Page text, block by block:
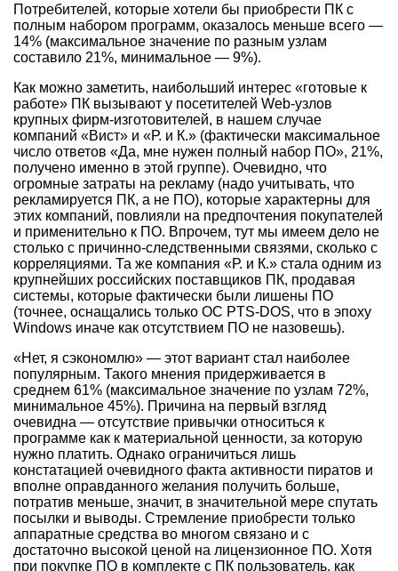
Потребителей, которые хотели бы приобрести ПК с
полным набором программ, оказалось меньше всего —
14% (максимальное значение по разным узлам
составило 21%, минимальное — 9%).
Как можно заметить, наибольший интерес «готовые к
работе» ПК вызывают у посетителей Web-узлов
крупных фирм-изготовителей, в нашем случае
компаний «Вист» и «Р. и К.» (фактически максимальное
число ответов «Да, мне нужен полный набор ПО», 21%,
получено именно в этой группе). Очевидно, что
огромные затраты на рекламу (надо учитывать, что
рекламируется ПК, а не ПО), которые характерны для
этих компаний, повлияли на предпочтения покупателей
и применительно к ПО. Впрочем, тут мы имеем дело не
столько с причинно-следственными связями, сколько с
корреляциями. Та же компания «Р. и К.» стала одним из
крупнейших российских поставщиков ПК, продавая
системы, которые фактически были лишены ПО
(точнее, оснащались только ОС PTS-DOS, что в эпоху
Windows иначе как отсутствием ПО не назовешь).
«Нет, я сэкономлю» — этот вариант стал наиболее
популярным. Такого мнения придерживается в
среднем 61% (максимальное значение по узлам 72%,
минимальное 45%). Причина на первый взгляд
очевидна — отсутствие привычки относиться к
программе как к материальной ценности, за которую
нужно платить. Однако ограничиться лишь
констатацией очевидного факта активности пиратов и
вполне оправданного желания получить больше,
потратив меньше, значит, в значительной мере спутать
посылки и выводы. Стремление приобрести только
аппаратные средства во многом связано и с
достаточно высокой ценой на лицензионное ПО. Хотя
при покупке ПО в комплекте с ПК пользователь, как